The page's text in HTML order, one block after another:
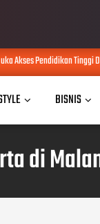
Digital, SiberMu Tawarkan
BISNIS
di